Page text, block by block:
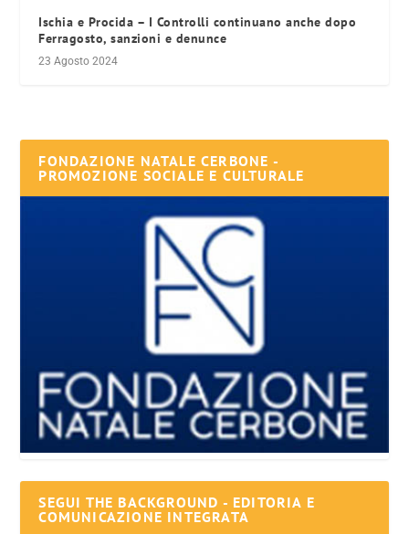
Ischia e Procida – I Controlli continuano anche dopo
Ferragosto, sanzioni e denunce
23 Agosto 2024
FONDAZIONE NATALE CERBONE -
PROMOZIONE SOCIALE E CULTURALE
SEGUI THE BACKGROUND - EDITORIA E
COMUNICAZIONE INTEGRATA